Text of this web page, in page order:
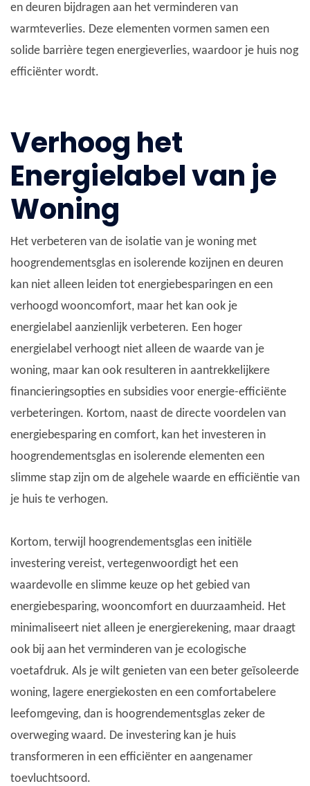
en deuren bijdragen aan het verminderen van
warmteverlies. Deze elementen vormen samen een
solide barrière tegen energieverlies, waardoor je huis nog
efficiënter wordt.
Verhoog het
Energielabel van je
Woning
Het verbeteren van de isolatie van je woning met
hoogrendementsglas en isolerende kozijnen en deuren
kan niet alleen leiden tot energiebesparingen en een
verhoogd wooncomfort, maar het kan ook je
energielabel aanzienlijk verbeteren. Een hoger
energielabel verhoogt niet alleen de waarde van je
woning, maar kan ook resulteren in aantrekkelijkere
financieringsopties en subsidies voor energie-efficiënte
verbeteringen. Kortom, naast de directe voordelen van
energiebesparing en comfort, kan het investeren in
hoogrendementsglas en isolerende elementen een
slimme stap zijn om de algehele waarde en efficiëntie van
je huis te verhogen.
Kortom, terwijl hoogrendementsglas een initiële
investering vereist, vertegenwoordigt het een
waardevolle en slimme keuze op het gebied van
energiebesparing, wooncomfort en duurzaamheid. Het
minimaliseert niet alleen je energierekening, maar draagt
ook bij aan het verminderen van je ecologische
voetafdruk. Als je wilt genieten van een beter geïsoleerde
woning, lagere energiekosten en een comfortabelere
leefomgeving, dan is hoogrendementsglas zeker de
overweging waard. De investering kan je huis
transformeren in een efficiënter en aangenamer
toevluchtsoord.